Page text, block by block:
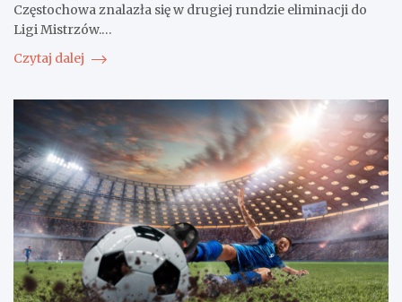
Częstochowa znalazła się w drugiej rundzie eliminacji do
Ligi Mistrzów.…
Czytaj dalej